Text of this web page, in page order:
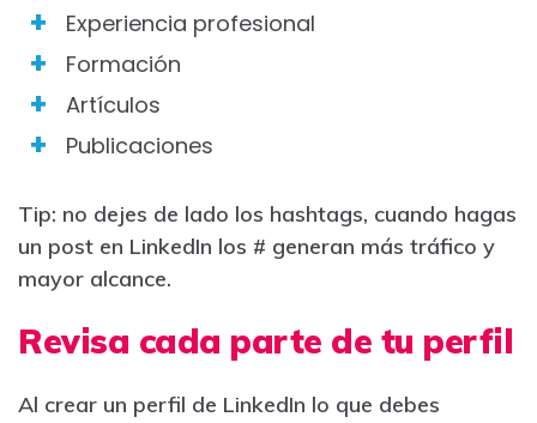
Experiencia profesional
Formación
Artículos
Publicaciones
Tip: no dejes de lado los hashtags, cuando hagas
un post en LinkedIn los # generan más tráfico y
mayor alcance.
Revisa cada parte de tu perfil
Al crear un perfil de LinkedIn lo que debes